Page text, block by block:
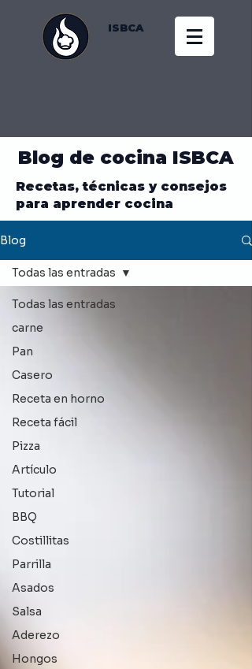
ISBCA
Blog de cocina ISBCA
Recetas, técnicas y consejos
para aprender cocina
Blog
Todas las entradas
carne
Pan
Casero
Receta en horno
Receta fácil
Pizza
Artículo
Tutorial
BBQ
Costillitas
Parrilla
Asados
Salsa
Aderezo
Hongos
Todas las entradas